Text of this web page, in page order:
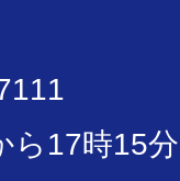
ら17時15